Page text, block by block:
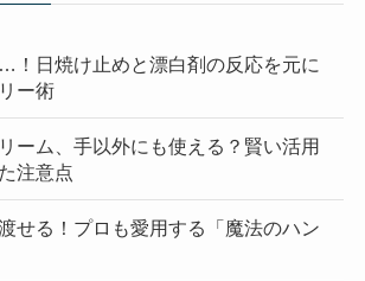
！日焼け止めと漂白剤の反応を元に
ー術
ーム、手以外にも使える？賢い活用
注意点
せる！プロも愛用する「魔法のハン